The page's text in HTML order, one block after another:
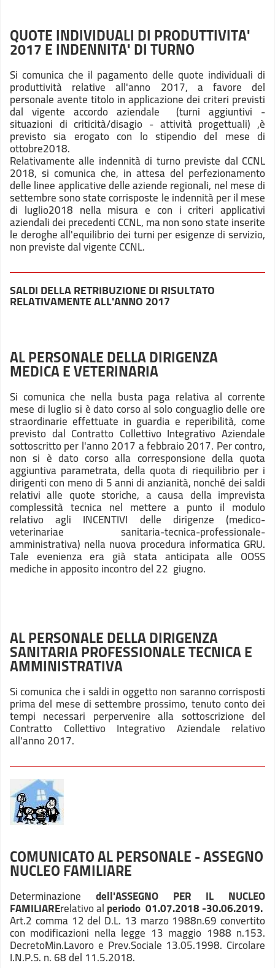
QUOTE INDIVIDUALI DI PRODUTTIVITA'
2017 E INDENNITA' DI TURNO
Si comunica che il pagamento delle quote individuali di
produttività relative all'anno 2017, a favore del
personale avente titolo in applicazione dei criteri previsti
dal vigente accordo aziendale (turni aggiuntivi -
situazioni di criticità/disagio - attività progettuali) ,è
previsto sia erogato con lo stipendio del mese di
ottobre2018.
Relativamente alle indennità di turno previste dal CCNL
2018, si comunica che, in attesa del perfezionamento
delle linee applicative delle aziende regionali, nel mese di
settembre sono state corrisposte le indennità per il mese
di luglio2018 nella misura e con i criteri applicativi
aziendali dei precedenti CCNL, ma non sono state inserite
le deroghe all'equilibrio dei turni per esigenze di servizio,
non previste dal vigente CCNL.
SALDI DELLA RETRIBUZIONE DI RISULTATO
RELATIVAMENTE ALL'ANNO 2017
AL PERSONALE DELLA DIRIGENZA
MEDICA E VETERINARIA
Si comunica che nella busta paga relativa al corrente
mese di luglio si è dato corso al solo conguaglio delle ore
straordinarie effettuate in guardia e reperibilità, come
previsto dal Contratto Collettivo Integrativo Aziendale
sottoscritto per l'anno 2017 a febbraio 2017. Per contro,
non si è dato corso alla corresponsione della quota
aggiuntiva parametrata, della quota di riequilibrio per i
dirigenti con meno di 5 anni di anzianità, nonché dei saldi
relativi alle quote storiche, a causa della imprevista
complessità tecnica nel mettere a punto il modulo
relativo agli INCENTIVI delle dirigenze (medico-
veterinariae sanitaria-tecnica-professionale-
amministrativa) nella nuova procedura informatica GRU.
Tale evenienza era già stata anticipata alle OOSS
mediche in apposito incontro del 22 giugno.
AL PERSONALE DELLA DIRIGENZA
SANITARIA PROFESSIONALE TECNICA E
AMMINISTRATIVA
Si comunica che i saldi in oggetto non saranno corrisposti
prima del mese di settembre prossimo, tenuto conto dei
tempi necessari perpervenire alla sottoscrizione del
Contratto Collettivo Integrativo Aziendale relativo
all'anno 2017.
COMUNICATO AL PERSONALE - ASSEGNO
NUCLEO FAMILIARE
Determinazione dell'ASSEGNO PER IL NUCLEO
FAMILIARErelativo alperiodo 01.07.2018 -30.06.2019.
Art.2 comma 12 del D.L. 13 marzo 1988n.69 convertito
con modificazioni nella legge 13 maggio 1988 n.153.
DecretoMin.Lavoro e Prev.Sociale 13.05.1998. Circolare
I.N.P.S. n. 68 del 11.5.2018.